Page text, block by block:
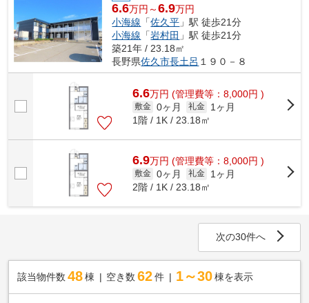
6.6万円～6.9万円
小海線 「佐久平 」駅 徒歩21分
小海線 「岩村田 」駅 徒歩21分
築21年 / 23.18㎡
長野県佐久市長土呂 １９０－８
6.6万円 (管理費等：8,000円 )
敷金 0ヶ月 礼金
1ヶ月
1階 / 1K / 23.18㎡
6.9万円 (管理費等：8,000円 )
敷金 0ヶ月 礼金
1ヶ月
2階 / 1K / 23.18㎡
次の30件へ
該当物件数 48棟 空き数 62 件 1～30 棟を表示